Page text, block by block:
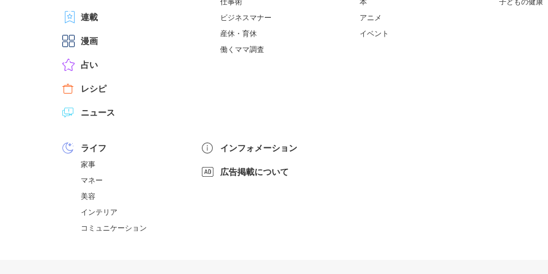
連載
漫画
占い
レシピ
ニュース
仕事術
ビジネスマナー
産休・育休
働くママ調査
本
アニメ
イベント
子どもの健康
ライフ
家事
マネー
美容
インテリア
コミュニケーション
インフォメーション
広告掲載について